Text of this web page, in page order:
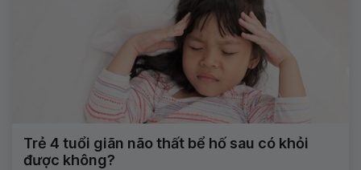
Trẻ 4 tuổi giãn não thất bể hố sau có khỏi
được không?